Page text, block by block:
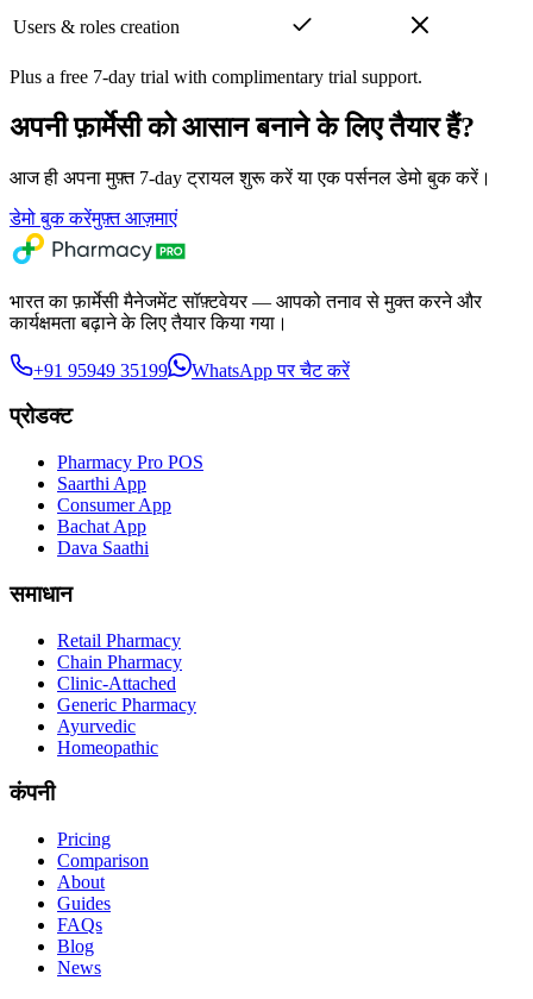
Users & roles creation
Plus a free 7-day trial with complimentary trial support.
अपनी फ़ार्मेसी को आसान बनाने के लिए तैयार हैं?
आज ही अपना मुफ़्त 7-day ट्रायल शुरू करें या एक पर्सनल डेमो बुक करें।
डेमो बुक करेंमुफ़्त आज़माएं
भारत का फ़ार्मेसी मैनेजमेंट सॉफ़्टवेयर — आपको तनाव से मुक्त करने और
कार्यक्षमता बढ़ाने के लिए तैयार किया गया।
+91 95949 35199 WhatsApp पर चैट करें
प्रोडक्ट
Pharmacy Pro POS
Saarthi App
Consumer App
Bachat App
Dava Saathi
समाधान
Retail Pharmacy
Chain Pharmacy
Clinic-Attached
Generic Pharmacy
Ayurvedic
Homeopathic
कंपनी
Pricing
Comparison
About
Guides
FAQs
Blog
News